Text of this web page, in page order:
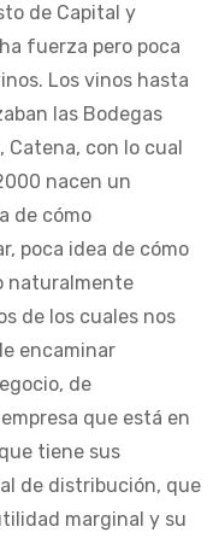
de Capital y
fuerza pero poca
Los vinos hasta
las Bodegas
Catena, con lo cual
nacen un
de cómo
poca idea de cómo
naturalmente
de los cuales nos
encaminar
de
que está en
tiene sus
de distribución, que
marginal y su